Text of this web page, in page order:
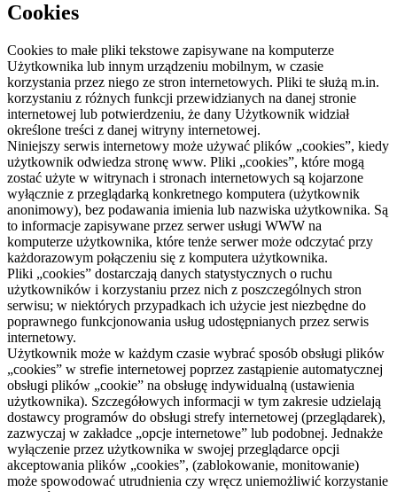
Cookies
Cookies to małe pliki tekstowe zapisywane na komputerze
Użytkownika lub innym urządzeniu mobilnym, w czasie
korzystania przez niego ze stron internetowych. Pliki te służą m.in.
korzystaniu z różnych funkcji przewidzianych na danej stronie
internetowej lub potwierdzeniu, że dany Użytkownik widział
określone treści z danej witryny internetowej.
Niniejszy serwis internetowy może używać plików „cookies”, kiedy
użytkownik odwiedza stronę www. Pliki „cookies”, które mogą
zostać użyte w witrynach i stronach internetowych są kojarzone
wyłącznie z przeglądarką konkretnego komputera (użytkownik
anonimowy), bez podawania imienia lub nazwiska użytkownika. Są
to informacje zapisywane przez serwer usługi WWW na
komputerze użytkownika, które tenże serwer może odczytać przy
każdorazowym połączeniu się z komputera użytkownika.
Pliki „cookies” dostarczają danych statystycznych o ruchu
użytkowników i korzystaniu przez nich z poszczególnych stron
serwisu; w niektórych przypadkach ich użycie jest niezbędne do
poprawnego funkcjonowania usług udostępnianych przez serwis
internetowy.
Użytkownik może w każdym czasie wybrać sposób obsługi plików
„cookies” w strefie internetowej poprzez zastąpienie automatycznej
obsługi plików „cookie” na obsługę indywidualną (ustawienia
użytkownika). Szczegółowych informacji w tym zakresie udzielają
dostawcy programów do obsługi strefy internetowej (przeglądarek),
zazwyczaj w zakładce „opcje internetowe” lub podobnej. Jednakże
wyłączenie przez użytkownika w swojej przeglądarce opcji
akceptowania plików „cookies”, (zablokowanie, monitowanie)
może spowodować utrudnienia czy wręcz uniemożliwić korzystanie